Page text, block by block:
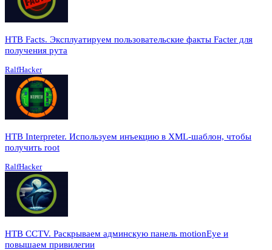
HTB Facts. Эксплуатируем пользовательские факты Facter для
получения рута
RalfHacker
HTB Interpreter. Используем инъекцию в XML-шаблон, чтобы
получить root
RalfHacker
HTB CCTV. Раскрываем админскую панель motionEye и
повышаем привилегии